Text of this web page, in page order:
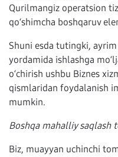
Qurilmangiz operatsion
qo‘shimcha boshqaruv
Shuni esda tutingki,
yordamida ishlashga
o‘chirish ushbu Biznes
qismlaridan foydalanish
mumkin.
Boshqa mahalliy saqlash
Biz, muayyan uchinchi